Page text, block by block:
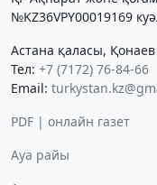
№KZ36VPY00019169
Астана қаласы, Қонаев
Тел: +7 (7172) 76-84-66
Email:
PDF | онлайн газет
Ауа райы